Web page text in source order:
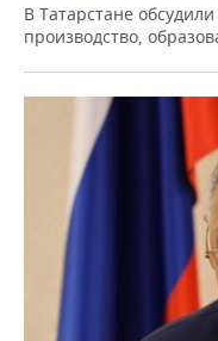
В Татарстане
производство,